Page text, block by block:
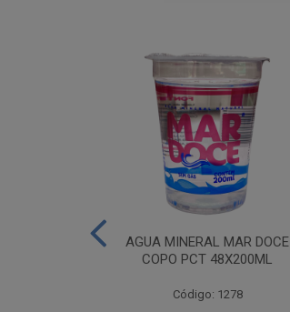
AGUA MINERAL MAR DOCE
COPO PCT 48X200ML
Código: 1278